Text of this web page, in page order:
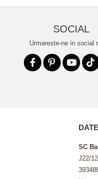
SOCIAL
Urmareste-ne in social
SC
J22/